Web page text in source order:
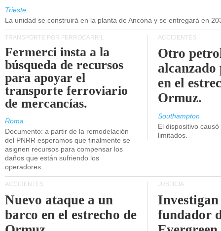
Trieste
La unidad se construirá en la planta de Ancona y se entregará en
TRANSPORTE POR FERROCARRIL
Fermerci insta a la
búsqueda de recursos
para apoyar el
transporte ferroviario
de mercancías.
Roma
Documento: a partir de la remodelación
del PNRR esperamos que finalmente se
asignen recursos para compensar los
daños que están sufriendo los
operadores.
ACCIDENTES
Otro
en el
Ormuz.
Southampton
El dispositivo
limitados.
ACCIDENTES
Nuevo ataque a un
barco en el estrecho de
JUSTICIA
fundador